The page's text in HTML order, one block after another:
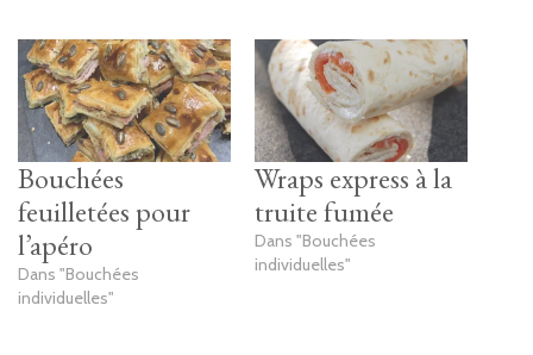
Bouchées
feuilletées pour
l’apéro
Dans "Bouchées
individuelles"
Wraps express à la
truite fumée
Dans "Bouchées
individuelles"